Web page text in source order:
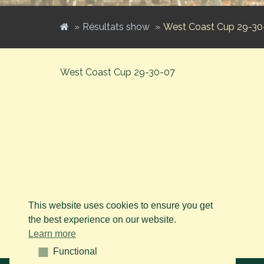
Résultats show West Coast Cup 29-
West Coast Cup 29-30-07
This website uses cookies to ensure you get
the best experience on our website.
Learn more
Functional
Functional